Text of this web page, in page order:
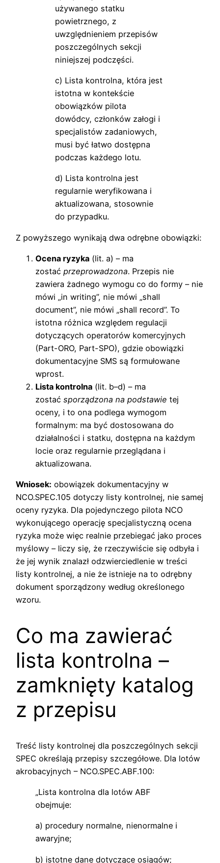
używanego statku
powietrznego, z
uwzględnieniem przepisów
poszczególnych sekcji
niniejszej podczęści.
c) Lista kontrolna, która jest
istotna w kontekście
obowiązków pilota
dowódcy, członków załogi i
specjalistów zadaniowych,
musi być łatwo dostępna
podczas każdego lotu.
d) Lista kontrolna jest
regularnie weryfikowana i
aktualizowana, stosownie
do przypadku.
Z powyższego wynikają dwa odrębne obowiązki:
Ocena ryzyka (lit. a) – ma
zostać przeprowadzona. Przepis nie
zawiera żadnego wymogu co do formy – nie
mówi „in writing”, nie mówi „shall
document”, nie mówi „shall record”. To
istotna różnica względem regulacji
dotyczących operatorów komercyjnych
(Part-ORO, Part-SPO), gdzie obowiązki
dokumentacyjne SMS są formułowane
wprost.
Lista kontrolna (lit. b–d) – ma
zostać sporządzona na podstawie tej
oceny, i to ona podlega wymogom
formalnym: ma być dostosowana do
działalności i statku, dostępna na każdym
locie oraz regularnie przeglądana i
aktualizowana.
Wniosek: obowiązek dokumentacyjny w
NCO.SPEC.105 dotyczy listy kontrolnej, nie samej
oceny ryzyka. Dla pojedynczego pilota NCO
wykonującego operację specjalistyczną ocena
ryzyka może więc realnie przebiegać jako proces
myślowy – liczy się, że rzeczywiście się odbyła i
że jej wynik znalazł odzwierciedlenie w treści
listy kontrolnej, a nie że istnieje na to odrębny
dokument sporządzony według określonego
wzoru.
Co ma zawierać
lista kontrolna –
zamknięty katalog
z przepisu
Treść listy kontrolnej dla poszczególnych sekcji
SPEC określają przepisy szczegółowe. Dla lotów
akrobacyjnych – NCO.SPEC.ABF.100:
„Lista kontrolna dla lotów ABF
obejmuje:
a) procedury normalne, nienormalne i
awaryjne;
b) istotne dane dotyczące osiągów;